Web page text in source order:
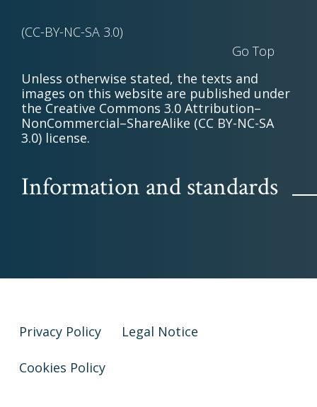
(CC-BY-NC-SA 3.0)
Go Top
Unless otherwise stated, the texts and
images on this website are published under
the Creative Commons 3.0 Attribution–
NonCommercial–ShareAlike (CC BY-NC-SA
3.0) license.
Information and standards
Privacy Policy Legal Notice
Cookies Policy